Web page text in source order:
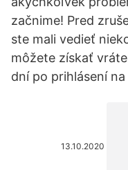
začnime! Pred
ste mali vedieť
môžete získať
dní po prihlásení
13.10.2020